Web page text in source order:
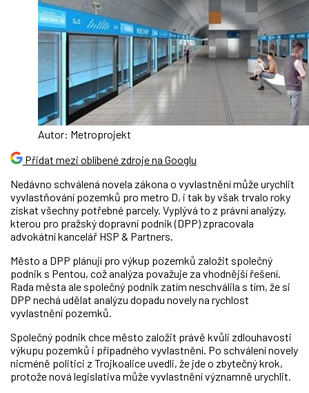
Autor: Metroprojekt
Přidat mezi oblíbené zdroje na Googlu
Nedávno schválená novela zákona o vyvlastnění může urychlit
vyvlastňování pozemků pro metro D, i tak by však trvalo roky
získat všechny potřebné parcely. Vyplývá to z právní analýzy,
kterou pro pražský dopravní podnik (DPP) zpracovala
advokátní kancelář HSP & Partners.
Město a DPP plánují pro výkup pozemků založit společný
podnik s Pentou, což analýza považuje za vhodnější řešení.
Rada města ale společný podnik zatím neschválila s tím, že si
DPP nechá udělat analýzu dopadu novely na rychlost
vyvlastnění pozemků.
Společný podnik chce město založit právě kvůli zdlouhavosti
výkupu pozemků i případného vyvlastnění. Po schválení novely
nicméně politici z Trojkoalice uvedli, že jde o zbytečný krok,
protože nová legislativa může vyvlastnění významně urychlit.